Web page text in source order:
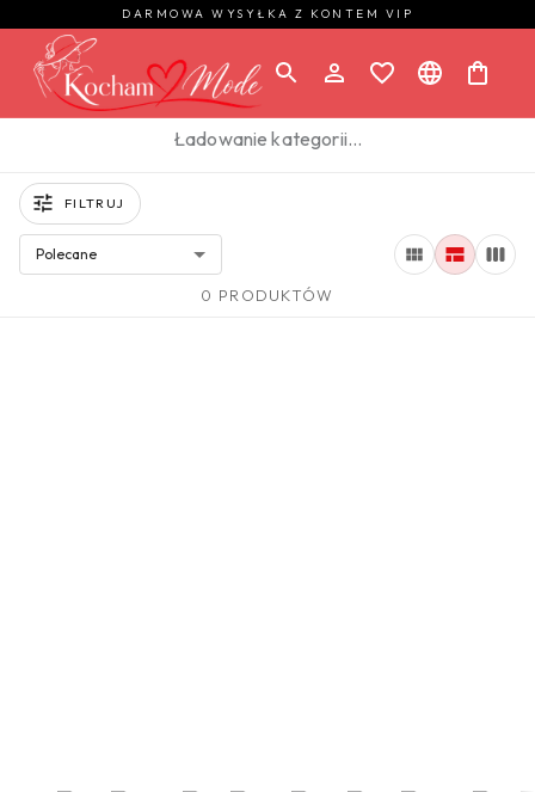
DARMOWA WYSYŁKA Z KONTEM VIP
Ładowanie kategorii…
FILTRUJ
Polecane
0 PRODUKTÓW